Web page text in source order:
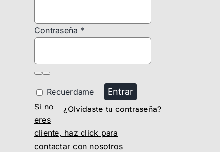
Contraseña *
Recuerdame Entrar
¿Olvidaste tu contraseña?
Si no
eres
cliente, haz click para
contactar con nosotros